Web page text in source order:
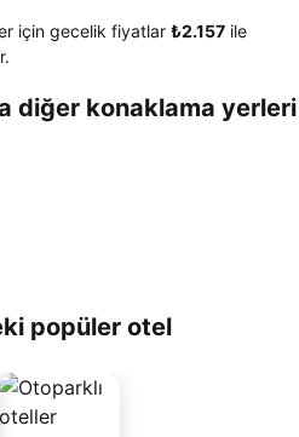
için gecelik fiyatlar ‎₺2.157 ile
diğer konaklama yerleri
popüler otel